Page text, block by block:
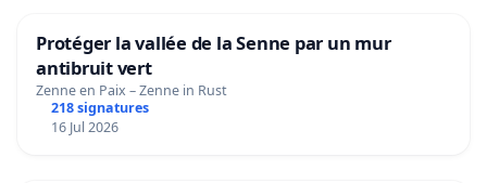
Protéger la vallée de la Senne par un mur
antibruit vert
Zenne en Paix – Zenne in Rust
218 signatures
16 Jul 2026